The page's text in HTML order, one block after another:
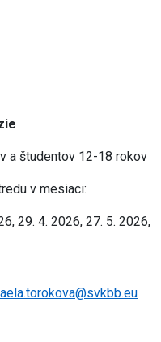
a študentov 12-18 rokov
v mesiaci:
29. 4. 2026, 27. 5. 2026,